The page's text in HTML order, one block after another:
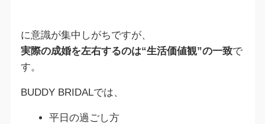
に意識が集中しがちですが、
実際の成婚を左右するのは“生活価値観”の一致で
す。
BUDDY BRIDALでは、
平日の過ごし方